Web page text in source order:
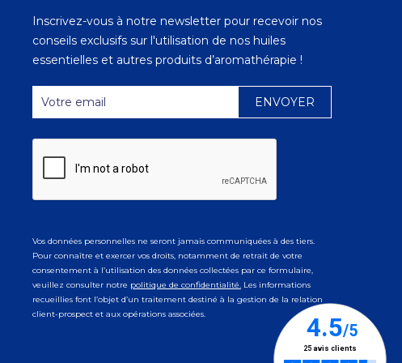
Inscrivez-vous à notre newsletter pour recevoir nos
conseils exclusifs sur l'utilisation de nos huiles
essentielles et autres produits d’aromathérapie !
Vos données personnelles ne seront jamais communiquées à des tiers.
Pour connaître et exercer vos droits, notamment de retrait de votre
consentement à l’utilisation des données collectées par ce formulaire,
veuillez consulter notre politique de confidentialité.Les informations
recueillies font l’objet d’un traitement destiné à la gestion de la relation
client-prospect et aux opérations associées.